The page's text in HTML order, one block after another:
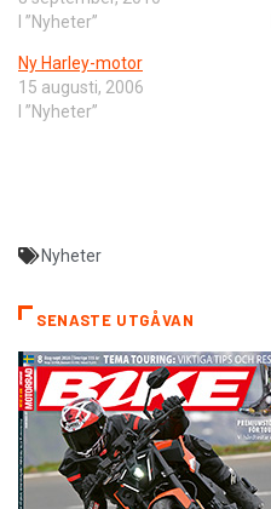
I ”Nyheter”
Ny Harley-motor
15 augusti, 2006
I ”Nyheter”
Nyheter
SENASTE UTGÅVAN